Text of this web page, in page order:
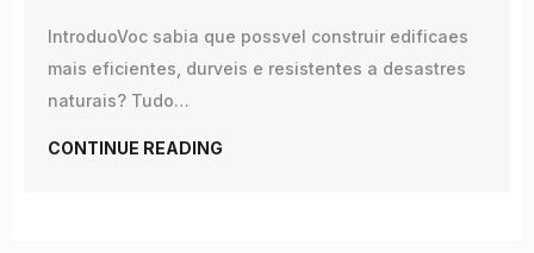
IntroduoVoc sabia que possvel construir edificaes
mais eficientes, durveis e resistentes a desastres
naturais? Tudo…
CONTINUE READING